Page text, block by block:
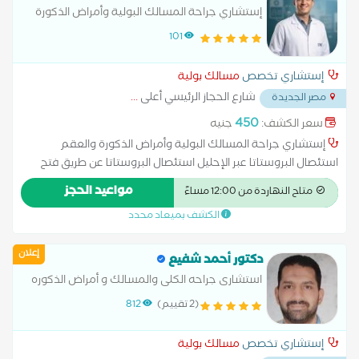
إستشاري جراحة المسالك البولية وأمراض الذكورة
والعقم
101
إستشاري تخصص مسالك بولية
مصر الجديدة شارع الحجاز الرئيسي أعلى...
سعر الكشف:450جنيه
إستشاري جراحة المسالك البولية وأمراض الذكورة والعقم
استئصال البروستاتا عبر الإحليل استئصال البروستاتا عن طريق فتح
البطن استئصال الكلية الغسيل البريتوني تفتيت الحصوات زراعة الكلى
علاج الاستسقاء عملية البروستاتا بالليزر عملية دوالي الخصية عملية
سلس البول غسيل الكلى قطع الحبل المنوي
متاح النهاردة من 12:00 مساءً مواعيد الحجز
الكشف بميعاد محدد
إعلان دكتور أحمد شفيع
استشارى جراحه الكلى والمسالك و أمراض الذكوره
والعقم.
(2 تقييم) 812
إستشاري تخصص مسالك بولية